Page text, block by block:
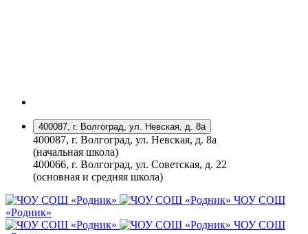
400087, г. Волгоград, ул. Невская, д. 8а
400087, г. Волгоград, ул. Невская, д. 8а
(начальная школа)
400066, г. Волгоград, ул. Советская, д. 22
(основная и средняя школа)
ЧОУ СОШ
«Родник»
ЧОУ СОШ